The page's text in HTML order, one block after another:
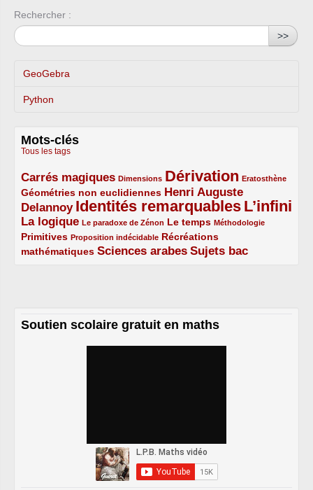
Rechercher :
>>
GeoGebra
Python
Mots-clés
Tous les tags
Carrés magiques
3/5 Dimensions
1/5 Dérivation
5/5 Eratosthène
1/5
Géométries non euclidiennes
2/5
Henri Auguste
Delannoy
3/5 Identités remarquables
5/5 L’infini
5/5
La logique
3/5 Le paradoxe de Zénon
1/5 Le temps
2/5 Méthodologie
1/5
Primitives
2/5 Proposition indécidable
1/5
Récréations
mathématiques
2/5 Sciences arabes
3/5 Sujets bac
3/5
Soutien scolaire gratuit en maths